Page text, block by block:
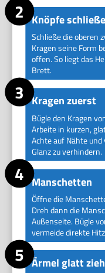
Knöpfe
Schließe die oberen
Kragen seine Form
offen. So liegt das
Brett.
Kragen zuerst
Bügle den Kragen
Arbeite in kurzen,
Achte auf Nähte
Glanz zu verhindern.
Manschetten
Öffne die
Dreh dann die
Außenseite. Bügle
vermeide direkte
Ärmel glatt